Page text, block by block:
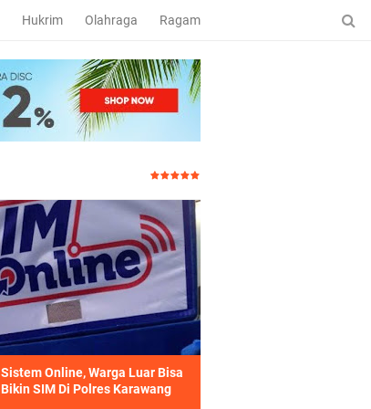
Hukrim Olahraga Ragam
Sistem Online, Warga Luar Bisa
Bikin SIM Di Polres Karawang